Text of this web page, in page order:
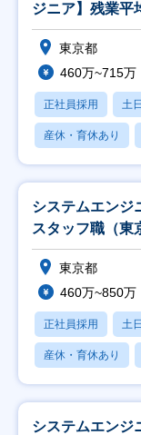
ジニア】残業平
東京都
460万~715万
正社員採用 土
産休・育休あり
システムエンジ
スタッフ職（東
東京都
460万~850万
正社員採用 土
産休・育休あり
システムエンジ